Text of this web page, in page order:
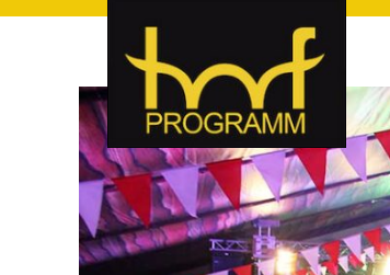
hof-programm –
hof-programm – das